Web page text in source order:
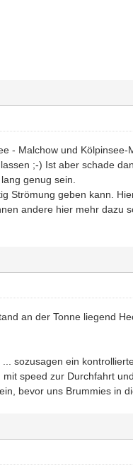
- Malchow und
;-) Ist aber schade
genug sein.
Strömung geben kann.
andere hier mehr dazu
an der Tonne liegend
sozusagen ein
speed zur Durchfahrt
bevor uns Brummies in